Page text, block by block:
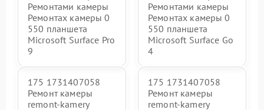
Ремонтами камеры
Ремонтах камеры 0
550 планшета
Microsoft Surface Pro
9
Ремонтами камеры
Ремонтах камеры 0
550 планшета
Microsoft Surface Go
4
175 1731407058
Ремонт камеры
remont-kamery
175 1731407058
Ремонт камеры
remont-kamery